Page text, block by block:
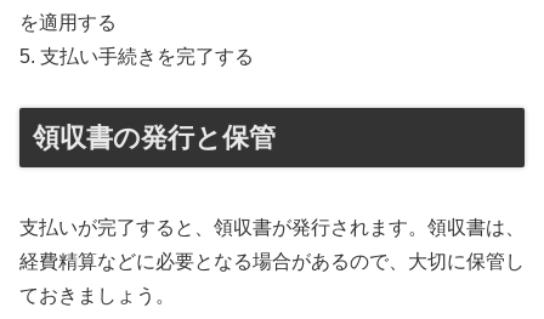
を適用する
5. 支払い手続きを完了する
領収書の発行と保管
支払いが完了すると、領収書が発行されます。領収書は、
経費精算などに必要となる場合があるので、大切に保管し
ておきましょう。